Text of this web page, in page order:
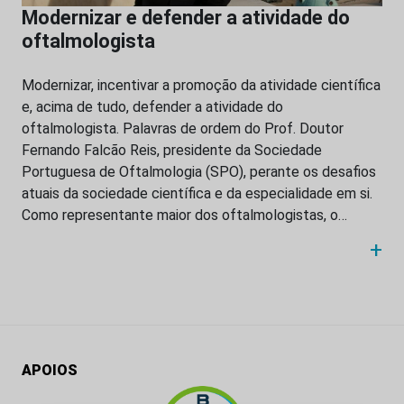
Modernizar e defender a atividade do
oftalmologista
Modernizar, incentivar a promoção da atividade científica
e, acima de tudo, defender a atividade do
oftalmologista. Palavras de ordem do Prof. Doutor
Fernando Falcão Reis, presidente da Sociedade
Portuguesa de Oftalmologia (SPO), perante os desafios
atuais da sociedade científica e da especialidade em si.
Como representante maior dos oftalmologistas, o…
+
APOIOS